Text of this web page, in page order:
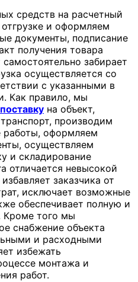
средств на расчетный
и оформляем
документы, подписание
получения товара
забирает
осуществляется со
с указанными в
Как правило, мы
на объект,
производим
работы, оформляем
осуществляем
и складирование
отличается невысокой
заказчика от
исключает возможные
обеспечивает полную и
Кроме того мы
снабжение объекта
и расходными
избежать
монтажа и
работ.